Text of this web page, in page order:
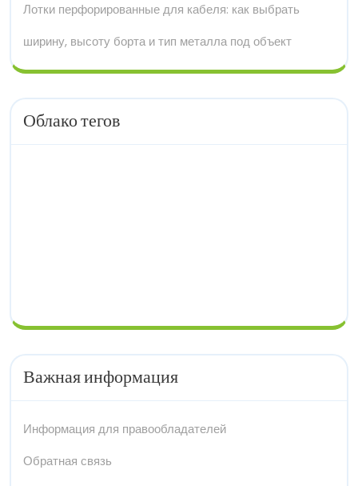
Лотки перфорированные для кабеля: как выбрать
ширину, высоту борта и тип металла под объект
Облако тегов
Важная информация
Информация для правообладателей
Обратная связь